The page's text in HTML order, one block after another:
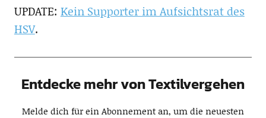
UPDATE: Kein Supporter im Aufsichtsrat des
HSV.
Entdecke mehr von Textilvergehen
Melde dich für ein Abonnement an, um die neuesten